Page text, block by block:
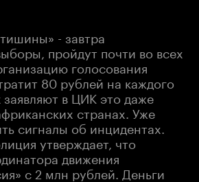
- завтра
пройдут почти во всех
голосования
80 рублей на каждого
заявляют в ЦИК это даже
странах. Уже
сигналы об инцидентах.
утверждает, что
движения
с 2 млн рублей. Деньги